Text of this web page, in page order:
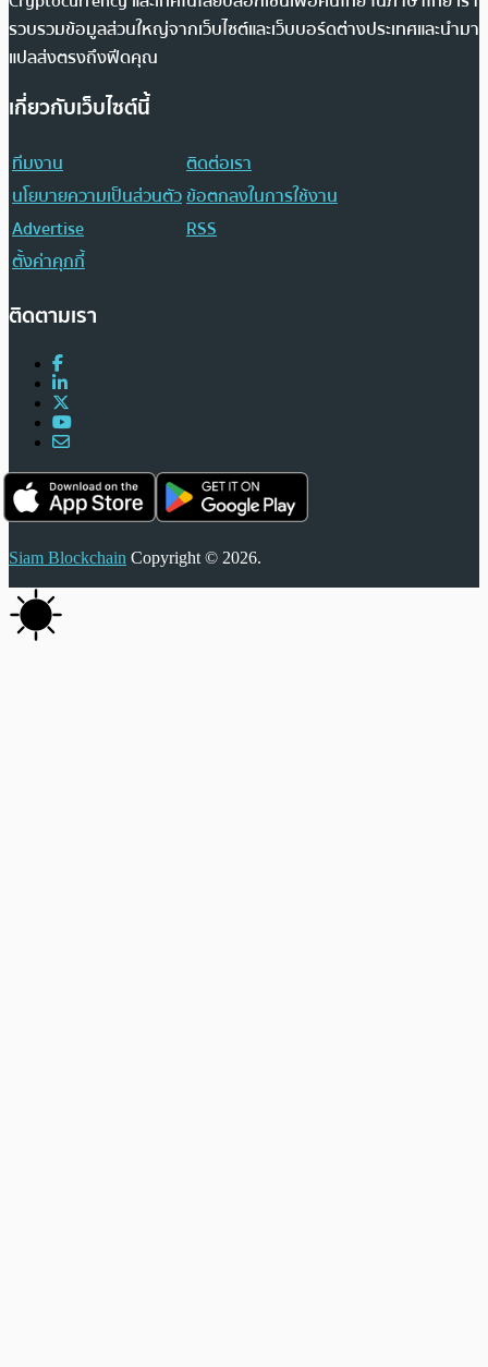
รวบรวมข้อมูลส่วนใหญ่จากเว็บไซต์และเว็บบอร์ดต่างประเทศและนำมา
แปลส่งตรงถึงฟีดคุณ
เกี่ยวกับเว็บไซต์นี้
ทีมงาน
ติดต่อเรา
นโยบายความเป็นส่วนตัวข้อตกลงในการใช้งาน
Advertise
RSS
ตั้งค่าคุกกี้
ติดตามเรา
Siam Blockchain Copyright © 2026.